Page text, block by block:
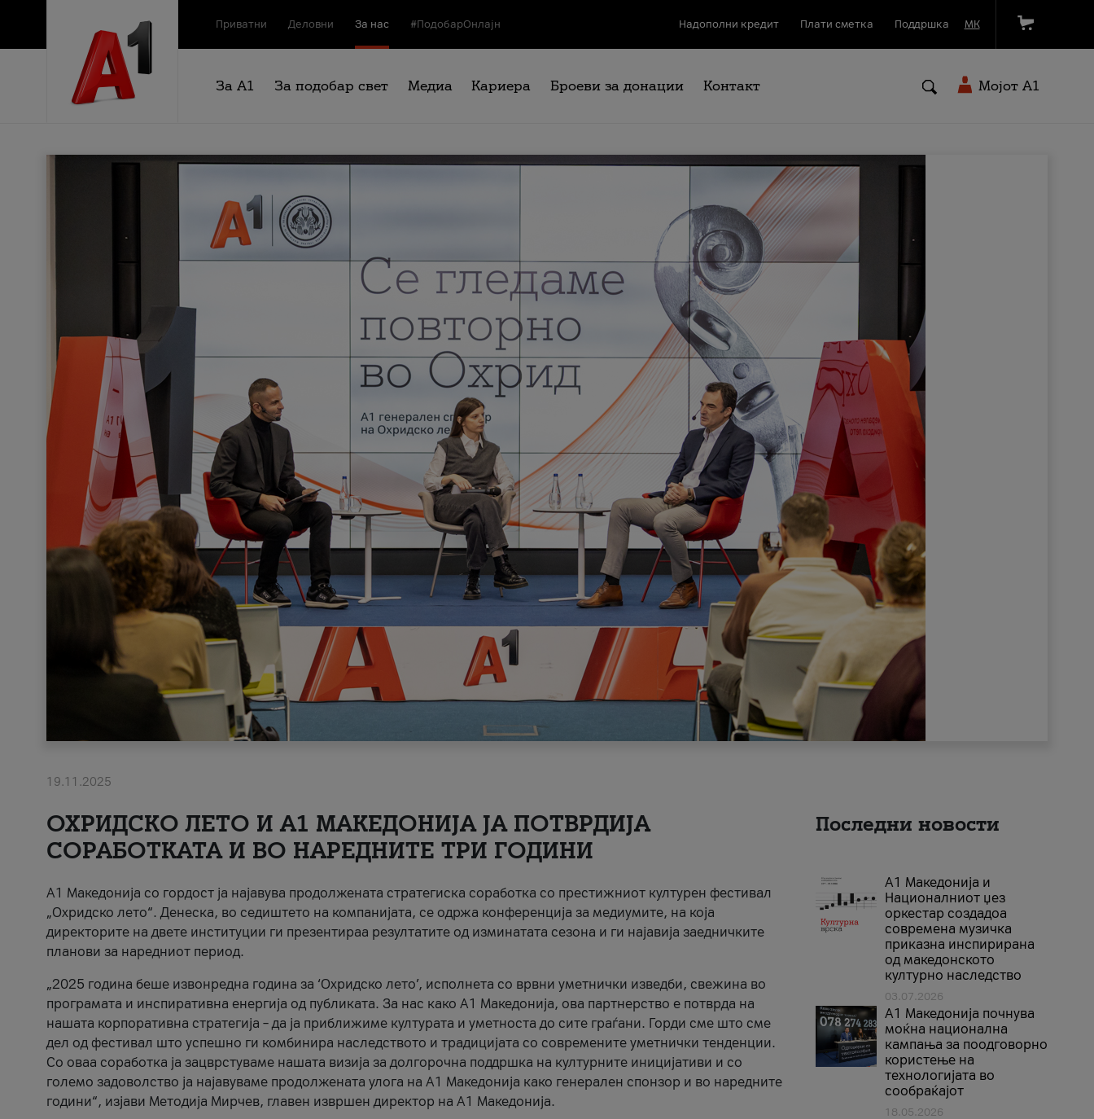
Приватни Деловни За нас #ПодобарОнлајн Надополни кредит Плати сметка Поддршка МК
За А1 За подобар свет Медиа Кариера Броеви за донации Контакт Мојот A1
19.11.2025
ОХРИДСКО ЛЕТО И A1 МАКЕДОНИЈА ЈА ПОТВРДИЈА
СОРАБОТКАТА И ВО НАРЕДНИТЕ ТРИ ГОДИНИ
A1 Македонија со гордост ја најавува продолжената стратегиска соработка со престижниот културен фестивал
„Охридско лето“. Денеска, во седиштето на компанијата, се одржа конференција за медиумите, на која
директорите на двете институции ги презентираа резултатите од изминатата сезона и ги најавија заедничките
планови за наредниот период.
„2025 година беше извонредна година за ‘Охридско лето’, исполнета со врвни уметнички изведби, свежина во
програмата и инспиративна енергија од публиката. За нас како A1 Македонија, ова партнерство е потврда на
нашата корпоративна стратегија – да ја приближиме културата и уметноста до сите граѓани. Горди сме што сме
дел од фестивал што успешно ги комбинира наследството и традицијата со современите уметнички тенденции.
Со оваа соработка ја зацврстуваме нашата визија за долгорочна поддршка на културните иницијативи и со
големо задоволство ја најавуваме продолжената улога на A1 Македонија како генерален спонзор и во наредните
години“, изјави Методија Мирчев, главен извршен директор на A1 Македонија.
Последни новости
А1 Македонија и
Националниот џез
оркестар создадоа
современа музичка
приказна инспирирана
од македонското
културно наследство
03.07.2026
A1 Македонија почнува
моќна национална
кампања за поодговорно
користење на
технологијата во
сообраќајот
18.05.2026